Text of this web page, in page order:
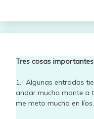
Tres cosas
1.- Algunas entradas
andar mucho monte a
me meto mucho en